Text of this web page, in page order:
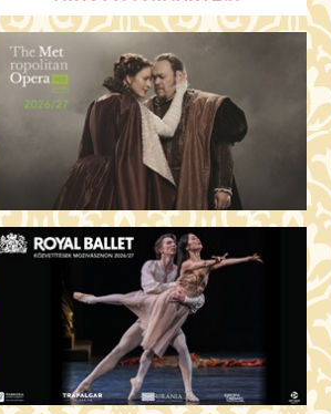
JEGYVÁSÁRLÁS
19:00 Fábri terem
AZ ÖRDÖG PRADÁT VISEL 2. (12)
19:00 Csortos terem
ÁDÁM ALMÁI (16)
JEGYVÁSÁRLÁS
19:00 Törőcsik Mari terem
HOGYAN TUDNÉK ÉLNI
NÉLKÜLED? (12)
JEGYVÁSÁRLÁS
19:00 Díszterem
ODÜSSZEIA (16)